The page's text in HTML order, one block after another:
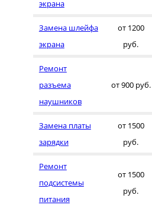
экрана
Замена шлейфа
экрана
от 1200
руб.
Ремонт
разъема
наушников
от 900 руб.
Замена платы
зарядки
от 1500
руб.
Ремонт
подсистемы
питания
от 1500
руб.